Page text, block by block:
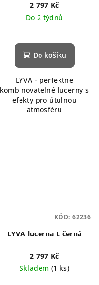
2 797 Kč
Do 2 týdnů
Do košíku
LYVA - perfektně
kombinovatelné lucerny s
efekty pro útulnou
atmosféru
LYVA lucerna L černá
2 797 Kč
Skladem (1 ks)
KÓD: 62236